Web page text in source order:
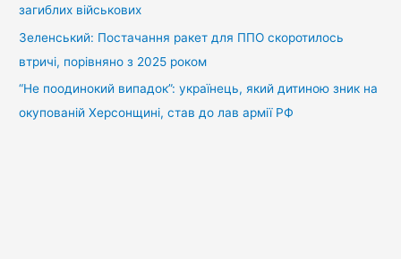
загиблих військових
Зеленський: Постачання ракет для ППО скоротилось
втричі, порівняно з 2025 роком
“Не поодинокий випадок”: українець, який дитиною зник на
окупованій Херсонщині, став до лав армії РФ